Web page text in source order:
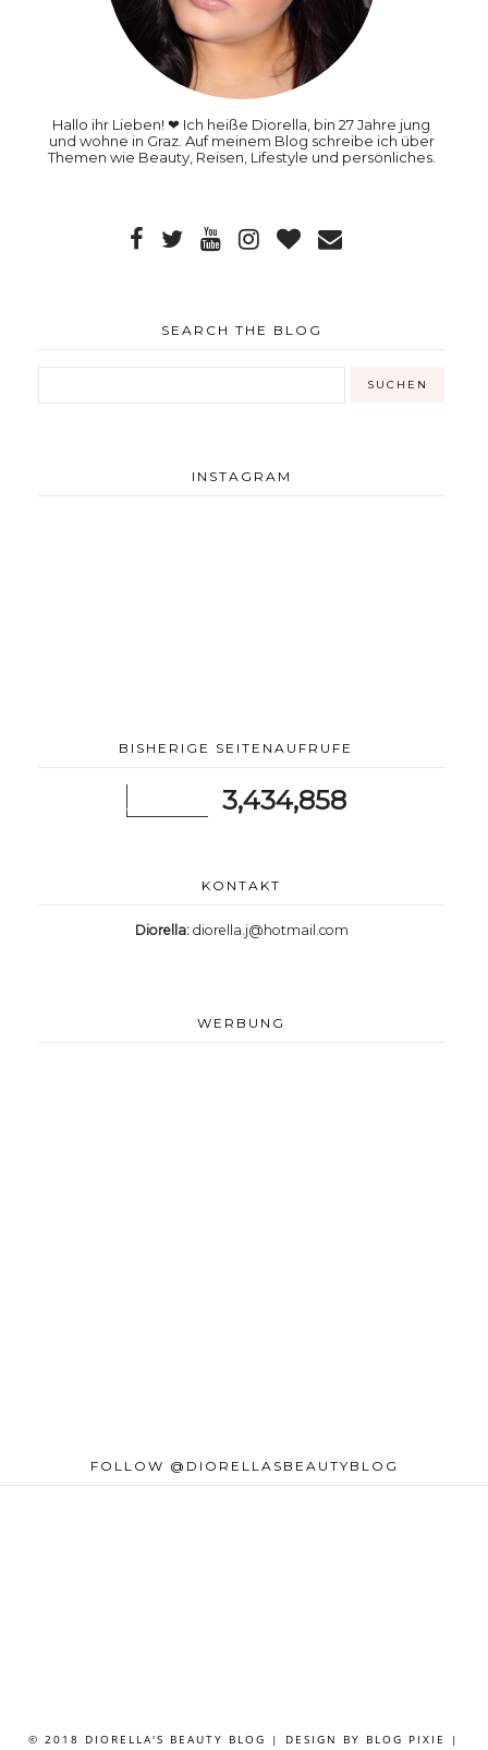
Hallo ihr Lieben! ❤ Ich heiße Diorella, bin 27 Jahre jung
und wohne in Graz. Auf meinem Blog schreibe ich über
Themen wie Beauty, Reisen, Lifestyle und persönliches.
SEARCH THE BLOG
INSTAGRAM
BISHERIGE SEITENAUFRUFE
3,434,858
KONTAKT
Diorella: diorella.j@hotmail.com
WERBUNG
FOLLOW @DIORELLASBEAUTYBLOG
© 2018 DIORELLA'S BEAUTY BLOG | DESIGN BY BLOG PIXIE |